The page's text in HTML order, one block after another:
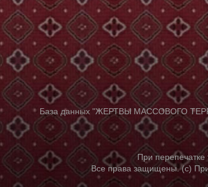
База данных "ЖЕРТВЫ МАССОВОГО
При
Все права защищены. (с)